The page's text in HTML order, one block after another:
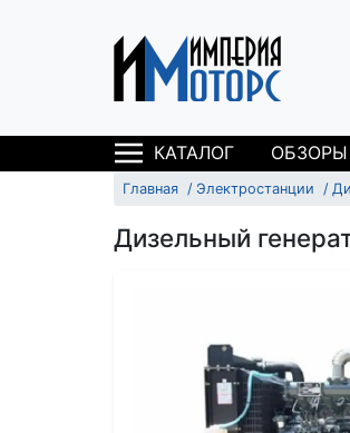
КАТАЛОГ
Главная Электростанции
Дизельный